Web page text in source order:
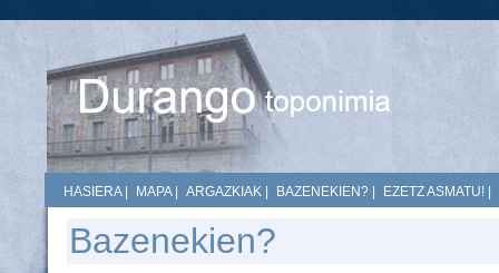
HASIERA| MAPA| ARGAZKIAK BAZENEKIEN? EZETZ ASMATU!
Bazenekien?